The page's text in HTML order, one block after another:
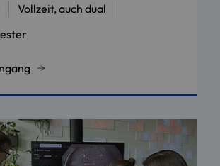
Vollzeit, auch dual